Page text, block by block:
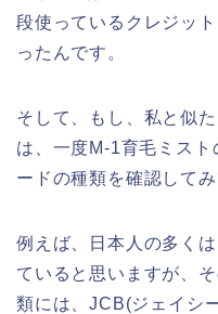
段使っているクレジッ
ったんです。
そして、もし、私と似
は、一度M-1育毛ミス
ードの種類を確認して
例えば、日本人の多く
ていると思いますが、
類には、JCB(ジェイシ